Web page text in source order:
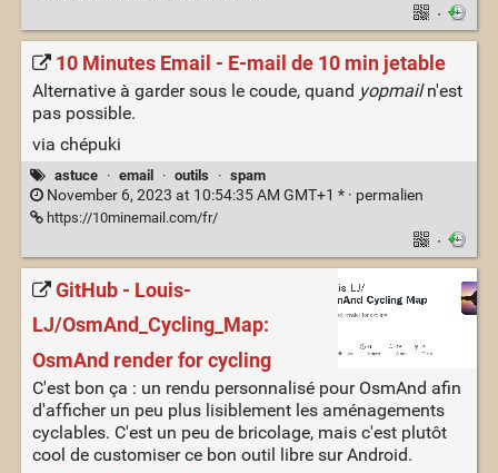
·
10 Minutes Email - E-mail de 10 min jetable
Alternative à garder sous le coude, quand yopmailn'est
pas possible.
via chépuki
astuce · email · outils · spam
November 6, 2023 at 10:54:35 AM GMT+1 * · permalien
https://10minemail.com/fr/
·
GitHub - Louis-
LJ/OsmAnd_Cycling_Map:
OsmAnd render for cycling
C'est bon ça : un rendu personnalisé pour OsmAnd afin
d'afficher un peu plus lisiblement les aménagements
cyclables. C'est un peu de bricolage, mais c'est plutôt
cool de customiser ce bon outil libre sur Android.